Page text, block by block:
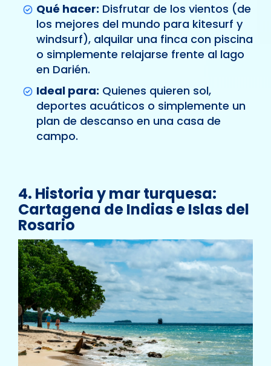
Qué hacer: Disfrutar de los vientos (de
los mejores del mundo para kitesurf y
windsurf), alquilar una finca con piscina
o simplemente relajarse frente al lago
en Darién.
Ideal para: Quienes quieren sol,
deportes acuáticos o simplemente un
plan de descanso en una casa de
campo.
4. Historia y mar turquesa:
Cartagena de Indias e Islas del
Rosario